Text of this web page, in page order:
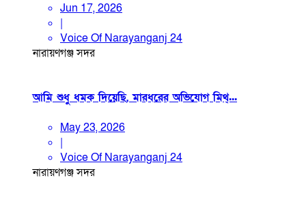
Jun 17, 2026
|
Voice Of Narayanganj 24
নারায়ণগঞ্জ সদর
আমি শুধু ধমক দিয়েছি, মারধরের অভিযোগ মিথ্...
May 23, 2026
|
Voice Of Narayanganj 24
নারায়ণগঞ্জ সদর